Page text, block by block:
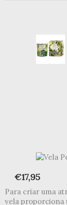
€17,95
Para criar uma
vela proporciona